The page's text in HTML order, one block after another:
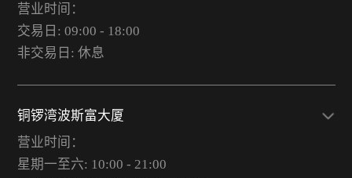
营业时间：
交易日: 09:00 - 18:00
非交易日: 休息
铜锣湾波斯富大厦
营业时间：
星期一至六: 10:00 - 21:00